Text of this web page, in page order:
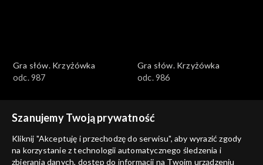
Gra słów. Krzyżówka
odc. 987
Gra słów. Krzyżówka
odc. 986
Szanujemy Twoją prywatność
Kliknij "Akceptuję i przechodzę do serwisu", aby wyrazić zgody
na korzystanie z technologii automatycznego śledzenia i
zbierania danych, dostęp do informacji na Twoim urządzeniu